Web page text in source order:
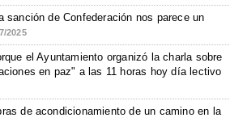
sanción de Confederación nos parece un
2025
el Ayuntamiento organizó la charla sobre
en paz" a las 11 horas hoy día lectivo
de acondicionamiento de un camino en la